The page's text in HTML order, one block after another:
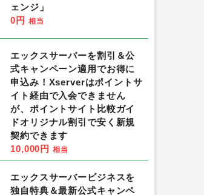
ェンジ」
0円 相当
エックスサーバーを割引＆公
式キャンペーン適用でお得に
申込み！Xserverはポイントサ
イト経由で入会できません
が、ポイントサイト比較ガイ
ドオリジナル割引で安く新規
契約できます
10,000円 相当
エックスサーバービジネスを
独自特典＆最新公式キャンペ